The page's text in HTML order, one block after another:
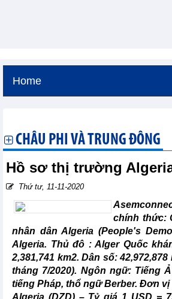
Home
CHÂU PHI VÀ TRUNG ĐÔNG
Hồ sơ thị trường
Thứ tư, 11-11-2020
chính thức:
nhân dân Algeria (People's
Algeria. Thủ đô : Alger Quốc
2,381,741 km2. Dân số:
tháng 7/2020). Ngôn ngữ: Tiếng
tiếng Pháp, thổ ngữ Berber. Đơn
Algeria (DZD) – Tỷ giá 1 USD =